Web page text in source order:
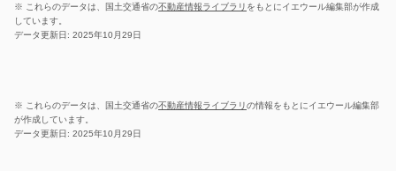
※ これらのデータは、国土交通省の不動産情報ライブラリ をもとにイエウール編集部が作成
しています。
データ更新日: 2025年10月29日
※ これらのデータは、国土交通省の不動産情報ライブラリの情報をもとにイエウール編集部
が作成しています。
データ更新日: 2025年10月29日